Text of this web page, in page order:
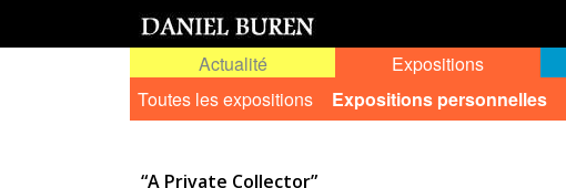
Actualité
Expositions
Toutes les expositions
Expositions personnelles
“A Private Collector”